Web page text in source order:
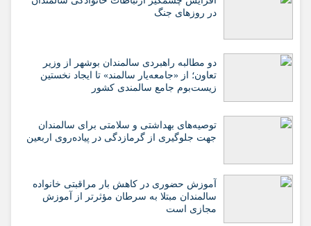
در روزهای جنگ
دو مطالبه راهبردی سالمندان بوشهر از وزیر
تعاون؛ از «جامعه‌یار سالمند» تا ایجاد نخستین
زیست‌بوم جامع سالمندی کشور
️توصیه‌های بهداشتی و سلامتی برای سالمندان
جهت جلوگیری از گرمازدگی در پیاده‌روی اربعین
آموزش حضوری در کاهش بار مراقبتی خانواده
سالمندان مبتلا به سرطان مؤثرتر از آموزش
مجازی است